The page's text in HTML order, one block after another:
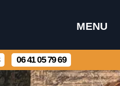
MENU
06 41 05 79 69